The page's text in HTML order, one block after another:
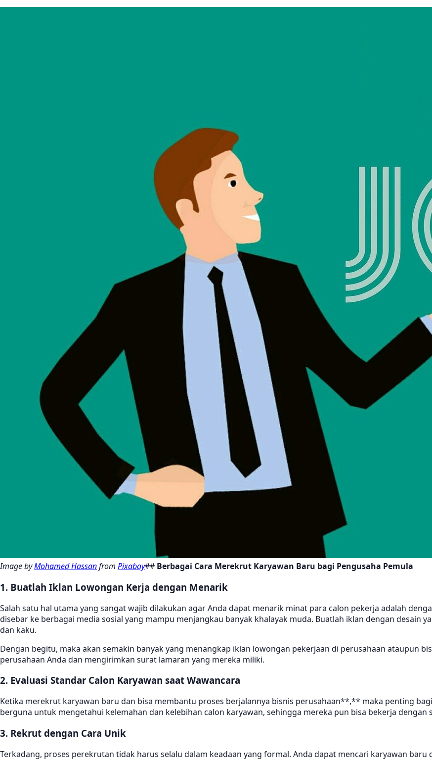
Image byMohamed Hassanfrom Pixabay## Berbagai Cara Merekrut Karyawan Baru bagi Pengusaha Pemula
1. Buatlah Iklan Lowongan Kerja dengan Menarik
Salah satu hal utama yang sangat wajib dilakukan agar Anda dapat menarik minat para calon pekerja adalah
disebar ke berbagai media sosial yang mampu menjangkau banyak khalayak muda. Buatlah iklan dengan desain
dan kaku.
Dengan begitu, maka akan semakin banyak yang menangkap iklan lowongan pekerjaan di perusahaan ataupun
perusahaan Anda dan mengirimkan surat lamaran yang mereka miliki.
2. Evaluasi Standar Calon Karyawan saat Wawancara
Ketika merekrut karyawan baru dan bisa membantu proses berjalannya bisnis perusahaan**,** maka penting
berguna untuk mengetahui kelemahan dan kelebihan calon karyawan, sehingga mereka pun bisa bekerja dengan
3. Rekrut dengan Cara Unik
Terkadang, proses perekrutan tidak harus selalu dalam keadaan yang formal. Anda dapat mencari karyawan